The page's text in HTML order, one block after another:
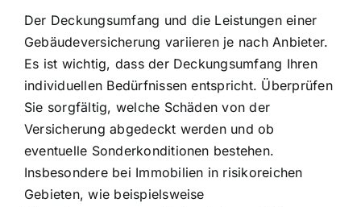
Der Deckungsumfang und die Leistungen einer
Gebäudeversicherung variieren je nach Anbieter.
Es ist wichtig, dass der Deckungsumfang Ihren
individuellen Bedürfnissen entspricht. Überprüfen
Sie sorgfältig, welche Schäden von der
Versicherung abgedeckt werden und ob
eventuelle Sonderkonditionen bestehen.
Insbesondere bei Immobilien in risikoreichen
Gebieten, wie beispielsweise